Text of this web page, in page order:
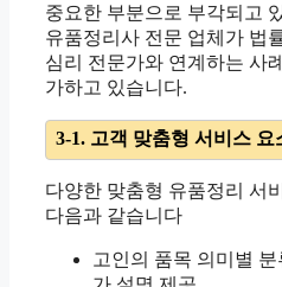
중요한 부분으로 부각되고
유품정리사 전문 업체가 법
심리 전문가와 연계하는 사
가하고 있습니다.
3-1. 고객 맞춤형 서비스 요
다양한 맞춤형 유품정리 서
다음과 같습니다
고인의 품목 의미별 분